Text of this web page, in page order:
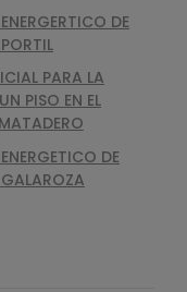
DE
PARA LA
PISO EN EL
DE